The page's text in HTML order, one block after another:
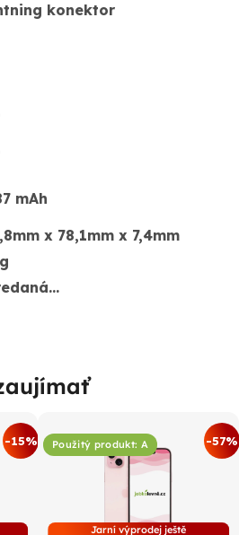
konektor
mAh
x 78,1mm x 7,4mm
-15% Použitý produkt: A -57%
Jarní výprodej ještě